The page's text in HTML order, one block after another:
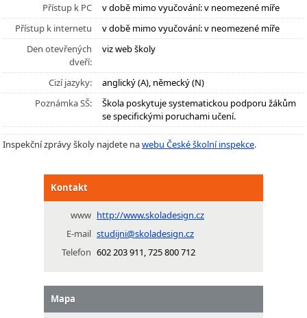
Přístup k PC
v době mimo vyučování: v neomezené míře
Přístup k internetu
v době mimo vyučování: v neomezené míře
Den otevřených
dveří:
viz web školy
Cizí jazyky:
anglický (A), německý (N)
Poznámka SŠ:
Škola poskytuje systematickou podporu žákům
se specifickými poruchami učení.
Inspekční zprávy školy najdete nawebu České školní inspekce.
Kontakt
www http://www.skoladesign.cz
E-mail studijni@skoladesign.cz
Telefon 602 203 911, 725 800 712
Mapa